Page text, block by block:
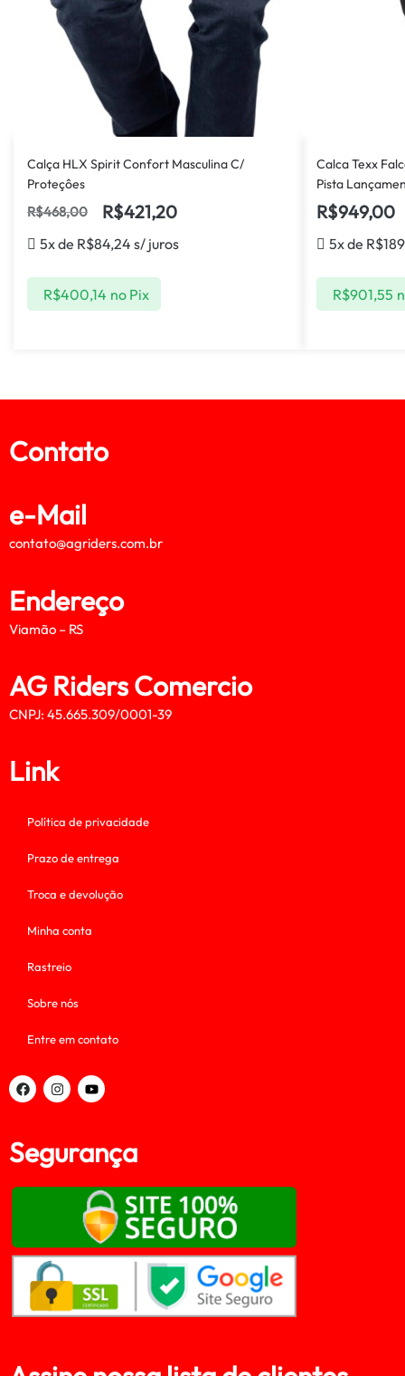
Calça HLX Spirit Confort Masculina C/
Proteçôes
R$468,00 R$421,20
5x de R$84,24 s/ juros
R$400,14 no Pix
Calca Texx
Pista
R$949,00
5x de R$
R$901,55
Contato
e-Mail
contato@agriders.com.br
Endereço
Viamão – RS
AG Riders Comercio
CNPJ: 45.665.309/0001-39
Link
Política de privacidade
Prazo de entrega
Troca e devolução
Minha conta
Rastreio
Sobre nós
Entre em contato
Segurança